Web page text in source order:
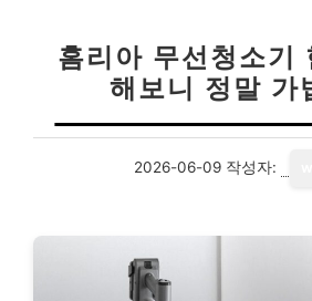
홈리아 무선청소기
해보니 정말 가
2026-06-09 작성자: